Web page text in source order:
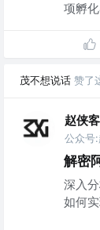
项孵
茂不想说话 赞了
赵侠客
公众号
解密
深入
如何